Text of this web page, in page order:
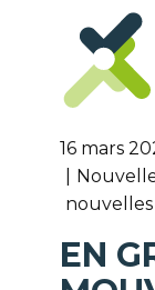
16 mars
nouvelles
EN